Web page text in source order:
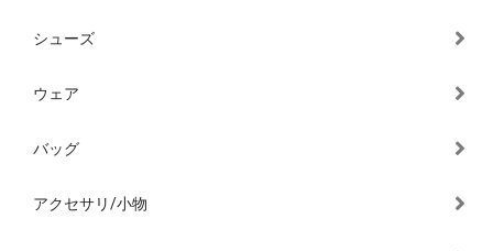
シューズ
ウェア
バッグ
アクセサリ/小物